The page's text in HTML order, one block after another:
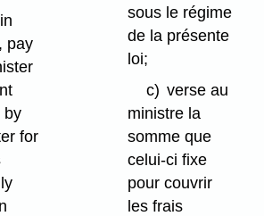
pay
by
for
sous le régime
de la présente
loi;
c) verse au
ministre la
somme que
celui-ci fixe
pour couvrir
les frais